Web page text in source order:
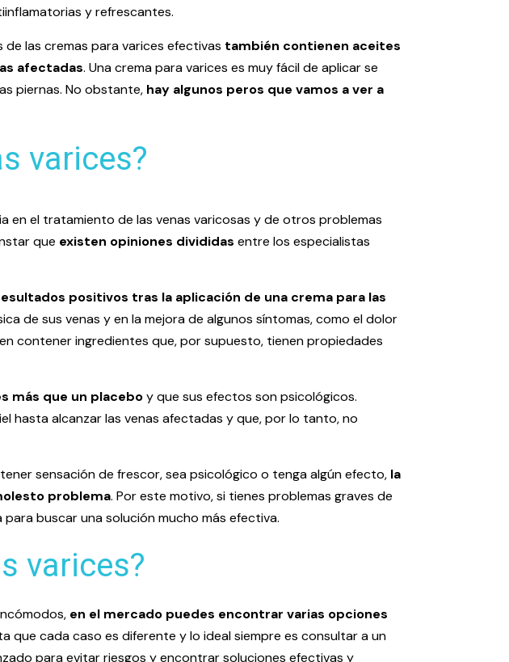
y refrescantes.
las cremas para varices efectivas también contienen aceites
afectadas. Una crema para varices es muy fácil de aplicar se
piernas. No obstante, hay algunos peros que vamos a ver a
varices?
en el tratamiento de las venas varicosas y de otros problemas
que existen opiniones divididas entre los especialistas
positivos tras la aplicación de una crema para las
de sus venas y en la mejora de algunos síntomas, como el dolor
contener ingredientes que, por supuesto, tienen propiedades
más que un placeboy que sus efectos son psicológicos.
hasta alcanzar las venas afectadas y que, por lo tanto, no
sensación de frescor, sea psicológico o tenga algún efecto, la
problema. Por este motivo, si tienes problemas graves de
buscar una solución mucho más efectiva.
varices?
en el mercado puedes encontrar varias opciones
que cada caso es diferente y lo ideal siempre es consultar a un
para evitar riesgos y encontrar soluciones efectivas y